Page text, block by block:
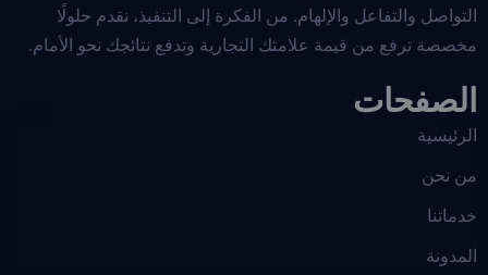
التواصل والتفاعل والإلهام. من الفكرة إلى التنفيذ، نقدم حلولًا
مخصصة ترفع من قيمة علامتك التجارية وتدفع نتائجك نحو الأمام.
الصفحات
الرئيسية
من نحن
خدماتنا
المدونة